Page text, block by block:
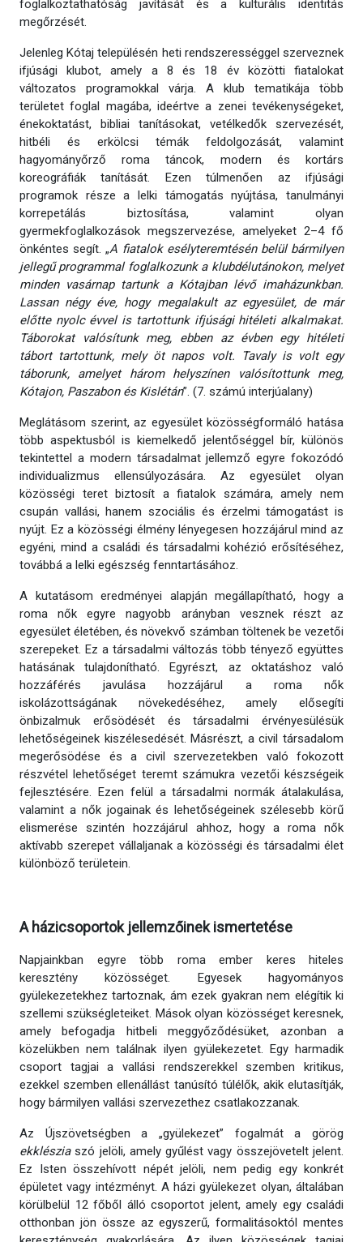
foglalkoztathatóság javítását és a kulturális identitás
megőrzését.
Jelenleg Kótaj településén heti rendszerességgel szerveznek
ifjúsági klubot, amely a 8 és 18 év közötti fiatalokat
változatos programokkal várja. A klub tematikája több
területet foglal magába, ideértve a zenei tevékenységeket,
énekoktatást, bibliai tanításokat, vetélkedők szervezését,
hitbéli és erkölcsi témák feldolgozását, valamint
hagyományőrző roma táncok, modern és kortárs
koreográfiák tanítását. Ezen túlmenően az ifjúsági
programok része a lelki támogatás nyújtása, tanulmányi
korrepetálás biztosítása, valamint olyan
gyermekfoglalkozások megszervezése, amelyeket 2–4 fő
önkéntes segít. „A fiatalok esélyteremtésén belül bármilyen
jellegű programmal foglalkozunk a klubdélutánokon, melyet
minden vasárnap tartunk a Kótajban lévő imaházunkban.
Lassan négy éve, hogy megalakult az egyesület, de már
előtte nyolc évvel is tartottunk ifjúsági hitéleti alkalmakat.
Táborokat valósítunk meg, ebben az évben egy hitéleti
tábort tartottunk, mely öt napos volt. Tavaly is volt egy
táborunk, amelyet három helyszínen valósítottunk meg,
Kótajon, Paszabon és Kislétán”. (7. számú interjúalany)
Meglátásom szerint, az egyesület közösségformáló hatása
több aspektusból is kiemelkedő jelentőséggel bír, különös
tekintettel a modern társadalmat jellemző egyre fokozódó
individualizmus ellensúlyozására. Az egyesület olyan
közösségi teret biztosít a fiatalok számára, amely nem
csupán vallási, hanem szociális és érzelmi támogatást is
nyújt. Ez a közösségi élmény lényegesen hozzájárul mind az
egyéni, mind a családi és társadalmi kohézió erősítéséhez,
továbbá a lelki egészség fenntartásához.
A kutatásom eredményei alapján megállapítható, hogy a
roma nők egyre nagyobb arányban vesznek részt az
egyesület életében, és növekvő számban töltenek be vezetői
szerepeket. Ez a társadalmi változás több tényező együttes
hatásának tulajdonítható. Egyrészt, az oktatáshoz való
hozzáférés javulása hozzájárul a roma nők
iskolázottságának növekedéséhez, amely elősegíti
önbizalmuk erősödését és társadalmi érvényesülésük
lehetőségeinek kiszélesedését. Másrészt, a civil társadalom
megerősödése és a civil szervezetekben való fokozott
részvétel lehetőséget teremt számukra vezetői készségeik
fejlesztésére. Ezen felül a társadalmi normák átalakulása,
valamint a nők jogainak és lehetőségeinek szélesebb körű
elismerése szintén hozzájárul ahhoz, hogy a roma nők
aktívabb szerepet vállaljanak a közösségi és társadalmi élet
különböző területein.
A házicsoportok jellemzőinek ismertetése
Napjainkban egyre több roma ember keres hiteles
keresztény közösséget. Egyesek hagyományos
gyülekezetekhez tartoznak, ám ezek gyakran nem elégítik ki
szellemi szükségleteiket. Mások olyan közösséget keresnek,
amely befogadja hitbeli meggyőződésüket, azonban a
közelükben nem találnak ilyen gyülekezetet. Egy harmadik
csoport tagjai a vallási rendszerekkel szemben kritikus,
ezekkel szemben ellenállást tanúsító túlélők, akik elutasítják,
hogy bármilyen vallási szervezethez csatlakozzanak.
Az Újszövetségben a „gyülekezet” fogalmát a görög
ekklésziaszó jelöli, amely gyűlést vagy összejövetelt jelent.
Ez Isten összehívott népét jelöli, nem pedig egy konkrét
épületet vagy intézményt. A házi gyülekezet olyan, általában
körülbelül 12 főből álló csoportot jelent, amely egy családi
otthonban jön össze az egyszerű, formalitásoktól mentes